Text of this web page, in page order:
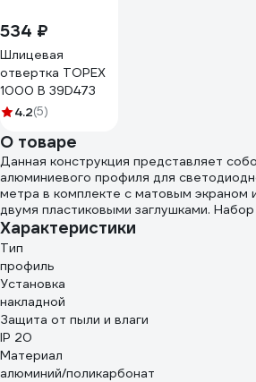
534 ₽
Шлицевая
отвертка TOPEX
1000 В 39D473
4.2(5)
О товаре
Данная конструкция представляет
алюминиевого профиля для
метра в комплекте с матовым экраном
двумя пластиковыми заглушками.
Характеристики
Тип
профиль
Установка
накладной
Защита от пыли и влаги
IP 20
Материал
алюминий/поликарбонат